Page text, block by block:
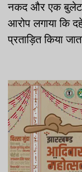
नकद और एक बुलेट
आरोप लगाया कि
प्रताड़ित किया